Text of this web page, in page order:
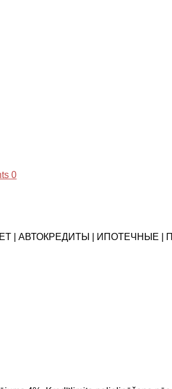
0
| АВТОКРЕДИТЫ | ИПОТЕЧНЫЕ